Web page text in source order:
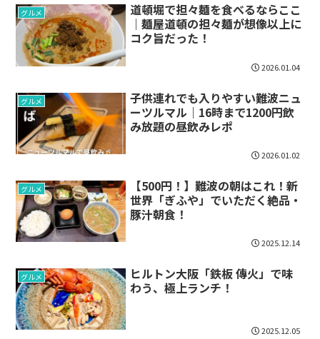
グルメ
道頓堀で担々麺を食べるならここ
｜麺屋道頓の担々麺が想像以上に
コク旨だった！
2026.01.04
グルメ
子供連れでも入りやすい難波ニュ
ーツルマル｜16時まで1200円飲
み放題の昼飲みレポ
2026.01.02
グルメ
【500円！】難波の朝はこれ！新
世界「ぎふや」でいただく絶品・
豚汁朝食！
2025.12.14
グルメ
ヒルトン大阪「鉄板 傳火」で味
わう、極上ランチ！
2025.12.05